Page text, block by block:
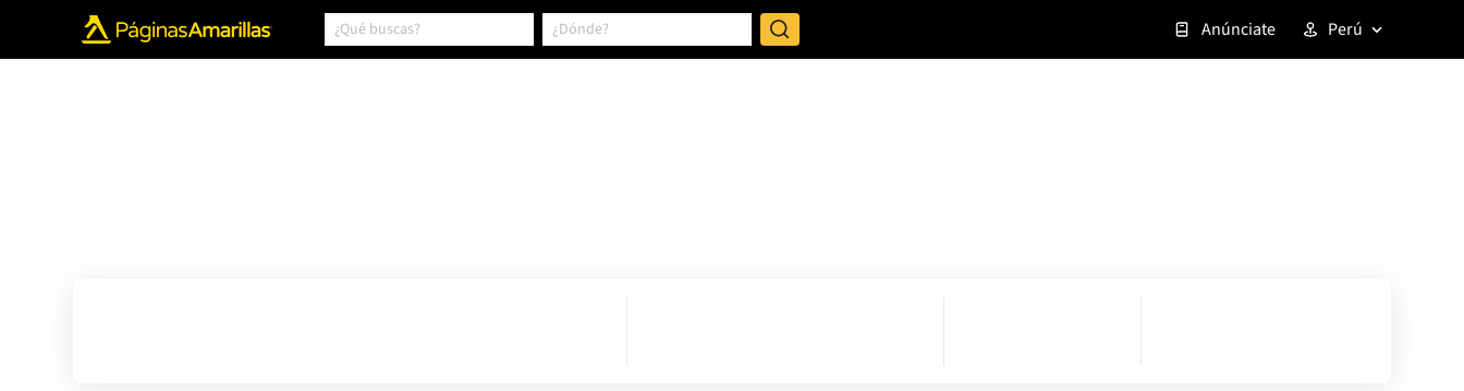
Anúnciate Perú